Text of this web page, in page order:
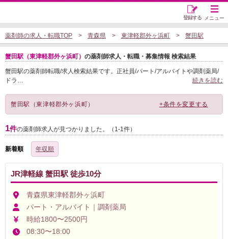
メニュー
登録する
薬剤師の求人・転職TOP 青森県 東津軽郡外ヶ浜町 蟹田駅
蟹田駅（東津軽郡外ヶ浜町） の薬剤師求人・転職・募集情報 検索結果
蟹田駅の薬剤師転職/求人検索結果です。正社員/パート/アルバイトや調剤薬局/
ドラ … 続きを読む
蟹田駅（東津軽郡外ヶ浜町） +条件を変更する
1件の薬剤師求人が見つかりました。（1-1件）
新着順 年収順
JR津軽線 蟹田駅 徒歩10分
青森県東津軽郡外ヶ浜町
パート・アルバイト｜調剤薬局
時給1800〜2500円
08:30〜18:00